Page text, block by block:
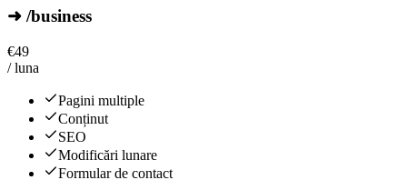
➜ /business
€49
/ luna
Pagini multiple
Conținut
SEO
Modificări lunare
Formular de contact